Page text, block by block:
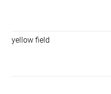
yellow field